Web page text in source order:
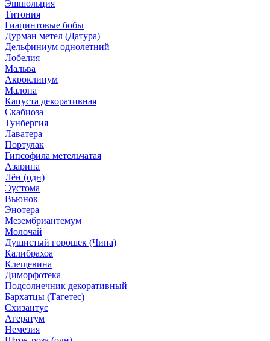
Эшшольция
Титония
Гиацинтовые бобы
Дурман метел (Датура)
Дельфиниум однолетний
Лобелия
Мальва
Акроклинум
Малопа
Капуста декоративная
Скабиоза
Тунбергия
Лаватера
Портулак
Гипсофила метельчатая
Азарина
Лён (одн)
Эустома
Вьюнок
Энотера
Мезембриантемум
Молочай
Душистый горошек (Чина)
Калибрахоа
Клещевина
Диморфотека
Подсолнечник декоративный
Бархатцы (Тагетес)
Схизантус
Агератум
Немезия